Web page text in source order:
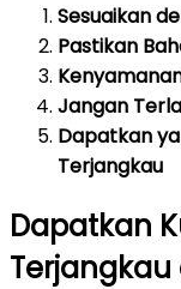
Sesuaikan
Pastikan
Jangan
Dapatkan
Terjangkau
Dapatkan
Terjangkau